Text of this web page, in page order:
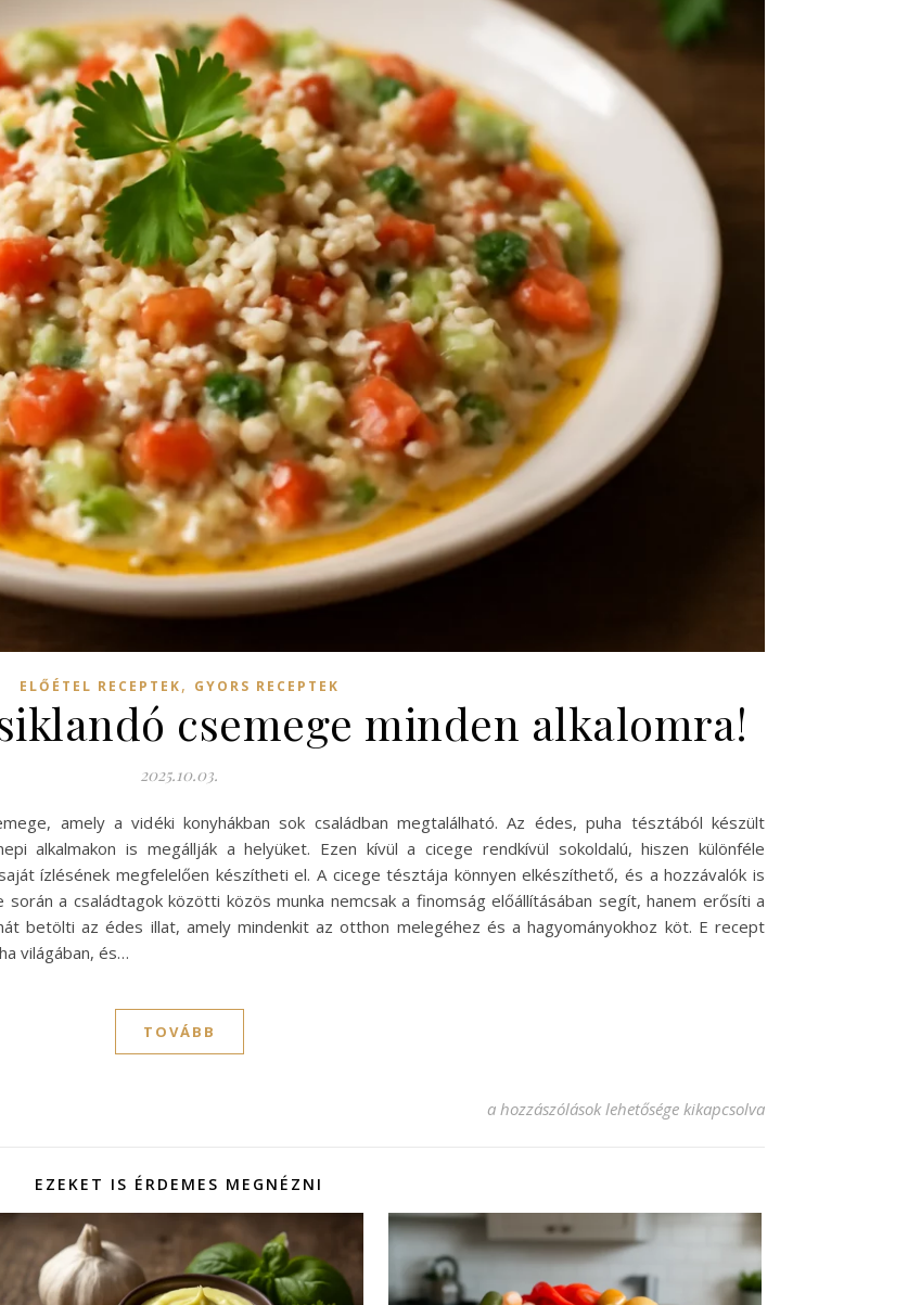
ELŐÉTEL RECEPTEK, GYORS RECEPTEK
csemege minden alkalomra!
2025.10.03.
amely a vidéki konyhákban sok családban megtalálható. Az édes, puha tésztából készült
alkalmakon is megállják a helyüket. Ezen kívül a cicege rendkívül sokoldalú, hiszen különféle
ízlésének megfelelően készítheti el. A cicege tésztája könnyen elkészíthető, és a hozzávalók is
a családtagok közötti közös munka nemcsak a finomság előállításában segít, hanem erősíti a
betölti az édes illat, amely mindenkit az otthon melegéhez és a hagyományokhoz köt. E recept
világában, és…
TOVÁBB
Cicege recept: Ínycsiklandó csemege minden alkalomra!
a hozzászólások lehetősége kikapcsolva
EZEKET IS ÉRDEMES MEGNÉZNI